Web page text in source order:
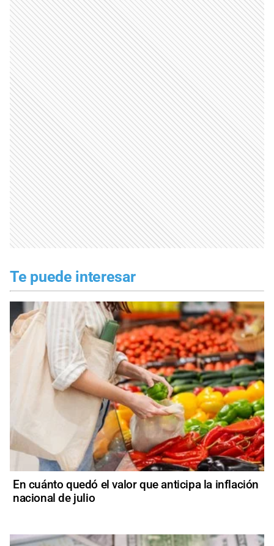
Te puede interesar
En cuánto quedó el valor que anticipa la inflación
nacional de julio